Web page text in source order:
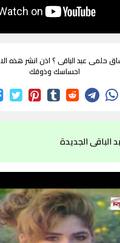
حلمى عبد الباقى ؟ اذن انشر هذه
احساسك وذوقك
الباقى الجديدة